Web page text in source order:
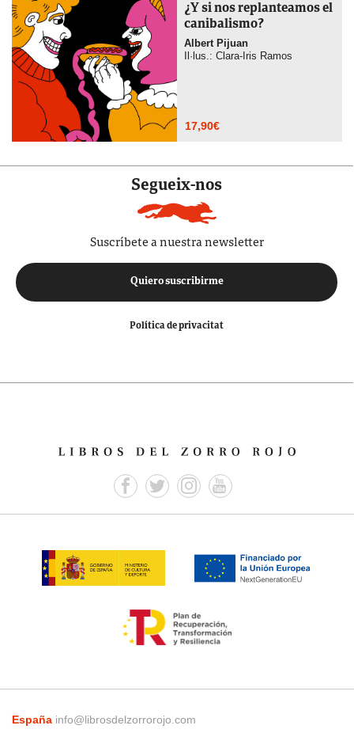
¿Y si nos replanteamos el
canibalismo?
Albert Pijuan
Il·lus.: Clara-Iris Ramos
17,90€
Segueix-nos
Suscríbete a nuestra newsletter
Quiero suscribirme
Política de privacitat
España info@librosdelzorrorojo.com